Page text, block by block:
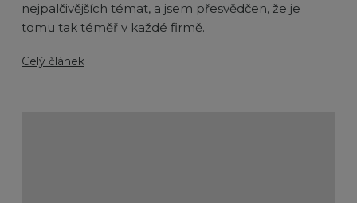
nejpalčivějších témat, a jsem přesvědčen, že je
tomu tak téměř v každé firmě.
Celý článek